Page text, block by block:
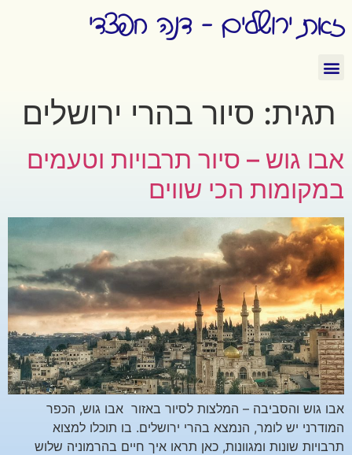
זאת ירושלים - דנה חפצדי
תגית: סיור בהרי ירושלים
אבו גוש – סיור תרבויות וטעמים
במקומות הכי שווים
אבו גוש והסביבה – המלצות לסיור באזור אבו גוש, הכפר
המודרני יש לומר, הנמצא בהרי ירושלים. בו תוכלו למצוא
תרבויות שונות ומגוונות, כאן תראו איך חיים בהרמוניה שלוש